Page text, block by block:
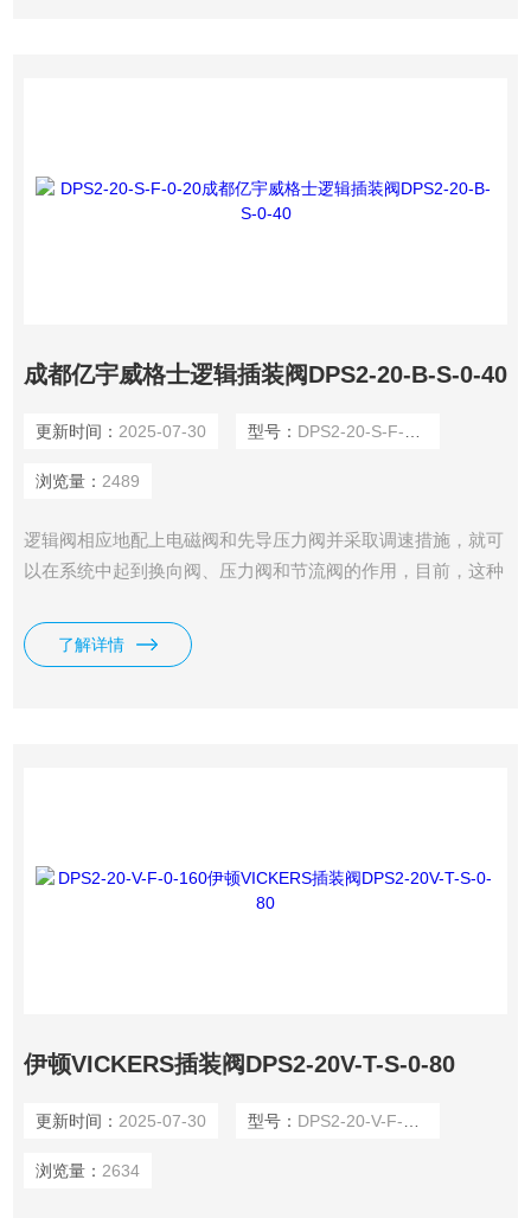
成都亿宇威格士逻辑插装阀DPS2-20-B-S-0-40
更新时间： 2025-07-30 型号： DPS2-20-S-F-0-20
浏览量： 2489
逻辑阀相应地配上电磁阀和先导压力阀并采取调速措施，就可
以在系统中起到换向阀、压力阀和节流阀的作用，目前，这种
围：大型机床、折床、压铸机、塑料射出成型机、轧铜机及各
种重型产业机械及车辆和船舶等。.我司供应有成都亿宇威格
了解详情
伊顿VICKERS插装阀DPS2-20V-T-S-0-80
更新时间： 2025-07-30 型号： DPS2-20-V-F-0-160
浏览量： 2634